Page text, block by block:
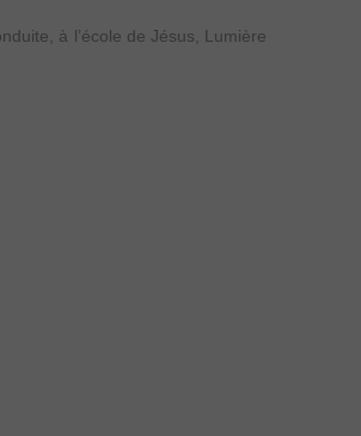
à l’école de Jésus, Lumière